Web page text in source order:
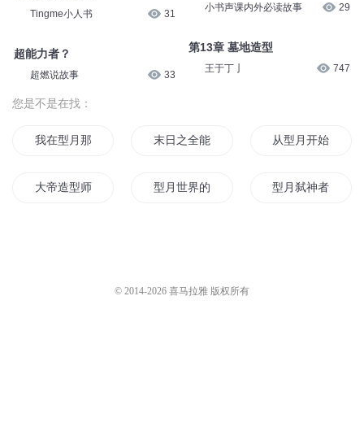
Tingme小人书 31
超能力者？
超燃说故事 33
小书声课内外必读故事 29
第13章 墓地造型
王于丁亅 747
您是不是在找：
我在型月那些年 末日之全能型系统 从型月开始的魔
大帝造型师 型月世界的华夏并不可爱型月弑神者
© 2014-2026 喜马拉雅 版权所有